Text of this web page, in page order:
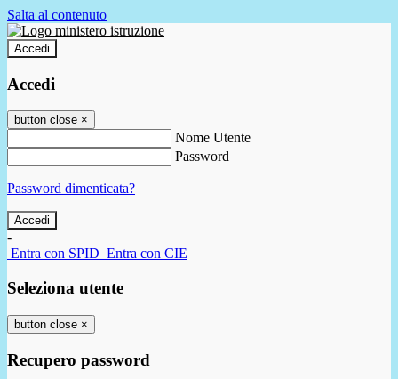
Salta al contenuto
Accedi
Accedi
button close ×
Nome Utente
Password
Password dimenticata?
-
Entra con SPID Entra con CIE
Seleziona utente
button close ×
Recupero password